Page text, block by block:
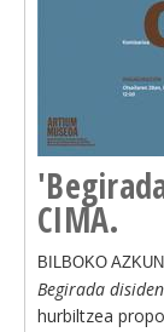
CIMA.
BILBOKO
Begirada
hurbiltzea